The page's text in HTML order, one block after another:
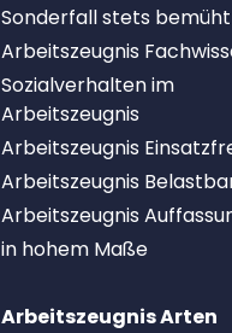
Sonderfall stets bemüht
Arbeitszeugnis
Sozialverhalten im
Arbeitszeugnis
Arbeitszeugnis
Arbeitszeugnis
Arbeitszeugnis
in hohem Maße
Arbeitszeugnis Arten